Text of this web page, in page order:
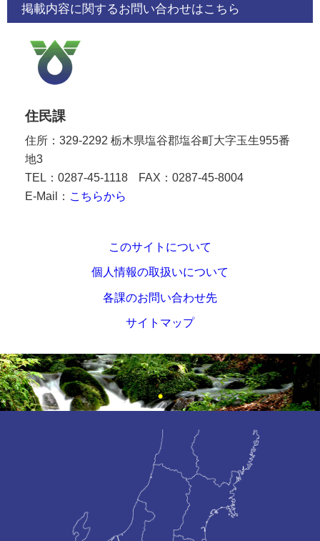
掲載内容に関するお問い合わせはこちら
住民課
住所：329-2292 栃木県塩谷郡塩谷町大字玉生955番
地3
TEL：0287-45-1118
FAX：0287-45-8004
E-Mail： こちらから
このサイトについて
個人情報の取扱いについて
各課のお問い合わせ先
サイトマップ